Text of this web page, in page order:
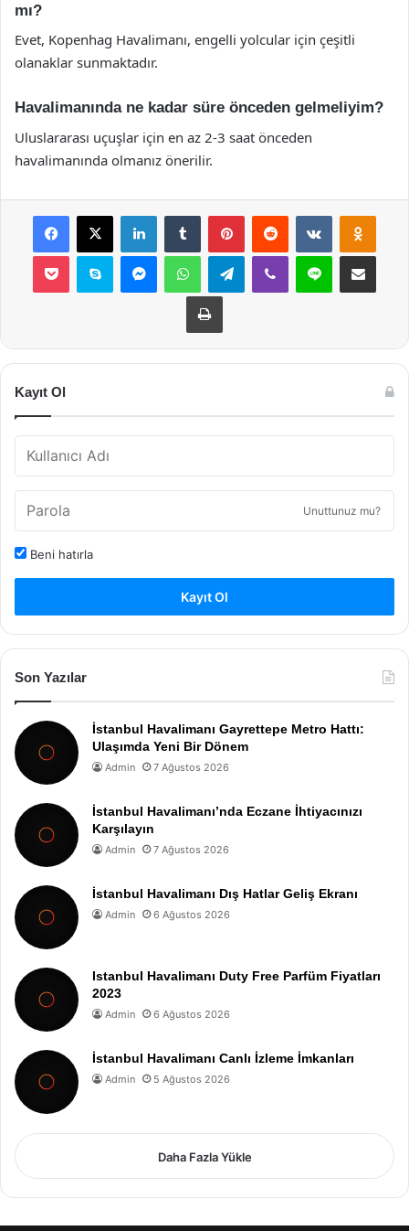
mı?
Evet, Kopenhag Havalimanı, engelli yolcular için çeşitli
olanaklar sunmaktadır.
Havalimanında ne kadar süre önceden gelmeliyim?
Uluslararası uçuşlar için en az 2-3 saat önceden
havalimanında olmanız önerilir.
Facebook
X LinkedInTumblr PinterestReddit VKontakte
Pocket Skype MessengerWhatsAppTelegramViber Line E-Posta ile
Yazdır
Kayıt Ol
Unuttunuz mu?
Beni hatırla
Kayıt Ol
Son Yazılar
İstanbul Havalimanı Gayrettepe Metro Hattı:
Ulaşımda Yeni Bir Dönem
Admin 7 Ağustos 2026
İstanbul Havalimanı’nda Eczane İhtiyacınızı
Karşılayın
Admin 7 Ağustos 2026
İstanbul Havalimanı Dış Hatlar Geliş Ekranı
Admin 6 Ağustos 2026
Istanbul Havalimanı Duty Free Parfüm Fiyatları
2023
Admin 6 Ağustos 2026
İstanbul Havalimanı Canlı İzleme İmkanları
Admin 5 Ağustos 2026
Daha Fazla Yükle